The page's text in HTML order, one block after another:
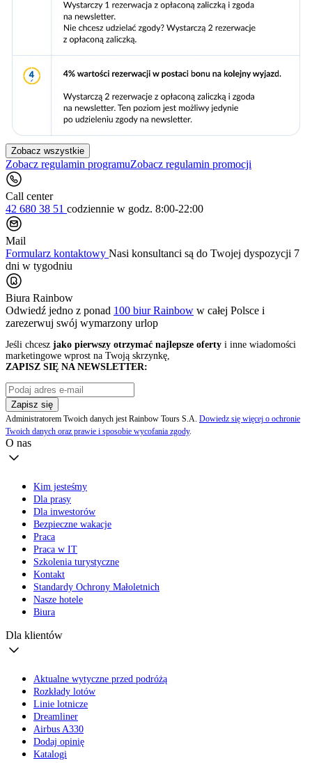
Zobacz wszystkie
Zobacz regulamin programuZobacz regulamin promocji
Call center
42 680 38 51 codziennie w godz. 8:00-22:00
Mail
Formularz kontaktowy Nasi konsultanci są do Twojej dyspozycji 7
dni w tygodniu
Biura Rainbow
Odwiedź jedno z ponad 100 biur Rainbow w całej Polsce i
zarezerwuj swój wymarzony urlop
Jeśli chcesz jako pierwszy otrzymać najlepsze oferty i inne wiadomości
marketingowe wprost na Twoją skrzynkę,
ZAPISZ SIĘ NA NEWSLETTER:
Zapisz się
Administratorem Twoich danych jest Rainbow Tours S.A. Dowiedz się więcej o ochronie
Twoich danych oraz prawie i sposobie wycofania zgody.
O nas
Kim jesteśmy
Dla prasy
Dla inwestorów
Bezpieczne wakacje
Praca
Praca w IT
Szkolenia turystyczne
Kontakt
Standardy Ochrony Małoletnich
Nasze hotele
Biura
Dla klientów
Aktualne wytyczne przed podróżą
Rozkłady lotów
Linie lotnicze
Dreamliner
Airbus A330
Dodaj opinię
Katalogi